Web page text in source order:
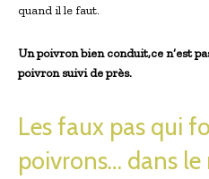
quand il le faut.
Un poivron bien conduit,ce n’est
poivron suivi de près.
Les faux pas qui
poivrons… dans le